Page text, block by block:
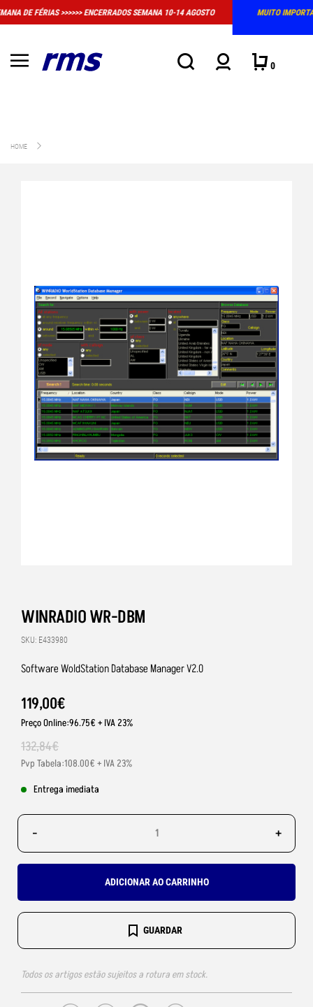
10-14 AGOSTO
MUITO IMPORTANTE: A LOJA FÍSICA EM MASSAMÁ
CONVENCIONAL DE ATENDIMENTO
0
HOME
WINRADIO WR-DBM
SKU: E433980
Software WoldStation Database Manager V2.0
119,00€
Preço Online:96.75€ + IVA 23%
132,84€
Pvp Tabela:108.00€ + IVA 23%
Entrega imediata
- +
ADICIONAR AO CARRINHO
GUARDAR
Todos os artigos estão sujeitos a rotura em stock.